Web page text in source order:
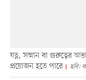
যত্ন, সম্মান বা গুরুত্বের
প্রয়োজন হতে পারে
ছবি: